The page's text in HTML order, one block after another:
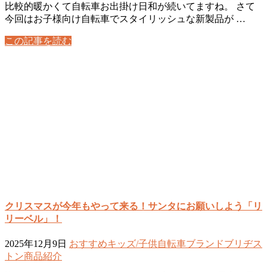
比較的暖かくて自転車お出掛け日和が続いてますね。 さて
今回はお子様向け自転車でスタイリッシュな新製品が …
この記事を読む
クリスマスが今年もやって来る！サンタにお願いしよう「リ
リーベル」！
2025年12月9日 おすすめキッズ/子供自転車ブランドブリヂス
トン商品紹介